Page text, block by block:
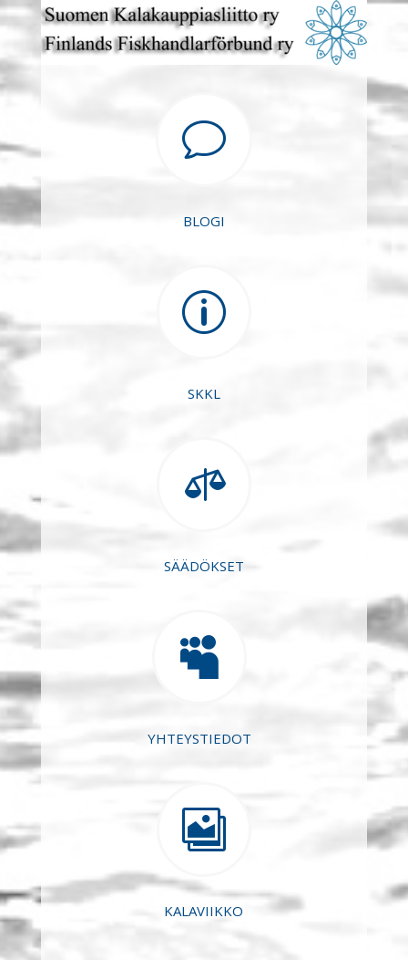
v
BLOGI
p
SKKL

SÄÄDÖKSET

YHTEYSTIEDOT

KALAVIIKKO